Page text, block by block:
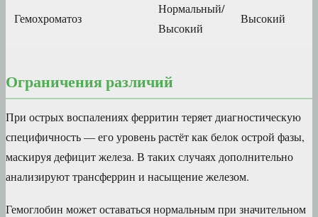
Гемохроматоз
Нормальный/
Высокий
Высокий
Ограничения различий
При острых воспалениях ферритин теряет диагностическую
специфичность — его уровень растёт как белок острой фазы,
маскируя дефицит железа. В таких случаях дополнительно
анализируют трансферрин и насыщение железом.
Гемоглобин может оставаться нормальным при значительном